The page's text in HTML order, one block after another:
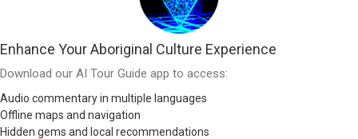
Enhance Your Aboriginal Culture Experience
Download our AI Tour Guide app to access:
Audio commentary in multiple languages
Offline maps and navigation
Hidden gems and local recommendations